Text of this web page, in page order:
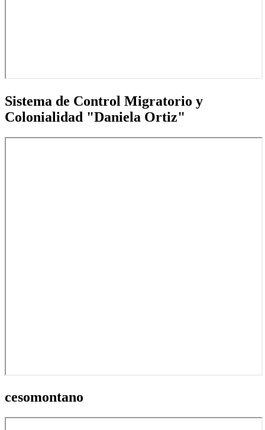
Sistema de Control Migratorio y
Colonialidad "Daniela Ortiz"
cesomontano